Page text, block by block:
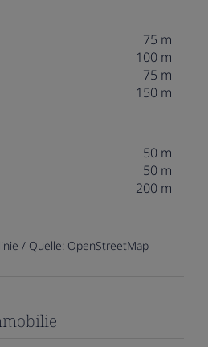
75 m
100 m
75 m
150 m
50 m
50 m
200 m
/ Quelle: OpenStreetMap